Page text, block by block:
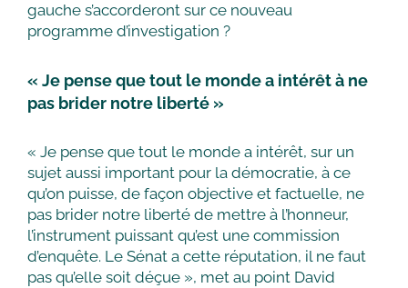
gauche s’accorderont sur ce nouveau
programme d’investigation ?
« Je pense que tout le monde a intérêt à ne
pas brider notre liberté »
« Je pense que tout le monde a intérêt, sur un
sujet aussi important pour la démocratie, à ce
qu’on puisse, de façon objective et factuelle, ne
pas brider notre liberté de mettre à l’honneur,
l’instrument puissant qu’est une commission
d’enquête. Le Sénat a cette réputation, il ne faut
pas qu’elle soit déçue », met au point David